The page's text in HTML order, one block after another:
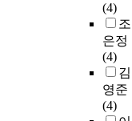
(4)
조
은정
(4)
김
영준
(4)